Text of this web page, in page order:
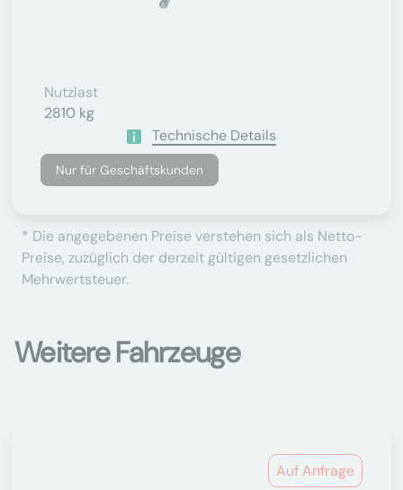
Nutzlast
2810 kg
Technische Details
Nur für Geschäftskunden
* Die angegebenen Preise verstehen sich als Netto-
Preise, zuzüglich der derzeit gültigen gesetzlichen
Mehrwertsteuer.
Weitere Fahrzeuge
Auf Anfrage